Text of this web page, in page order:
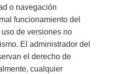
o navegación
funcionamiento del
de versiones no
El administrador del
el derecho de
cualquier